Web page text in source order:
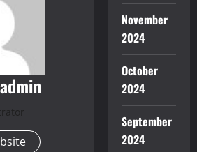
November
2024
October
2024
September
2024